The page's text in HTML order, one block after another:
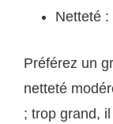
Netteté
Préférez un
netteté
; trop grand,